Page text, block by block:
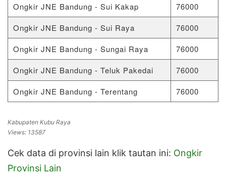
Ongkir JNE Bandung - Sui Kakap
76000
Ongkir JNE Bandung - Sui Raya
76000
Ongkir JNE Bandung - Sungai Raya
76000
Ongkir JNE Bandung - Teluk Pakedai
76000
Ongkir JNE Bandung - Terentang
76000
Kabupaten Kubu Raya
Views: 13587
Cek data di provinsi lain klik tautan ini: Ongkir
Provinsi Lain